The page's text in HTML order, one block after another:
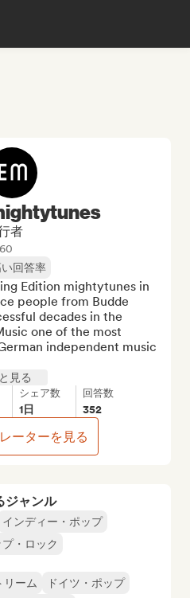
ジャンル
インディー・ポップ
プ・ロック
リーム
ドイツ・ポップ
者
60
回答率
Edition mightytunes in
people from Budde
decades in the
one of the most
independent music
見る
シェア数
1日
回答数
352
ーターを見る